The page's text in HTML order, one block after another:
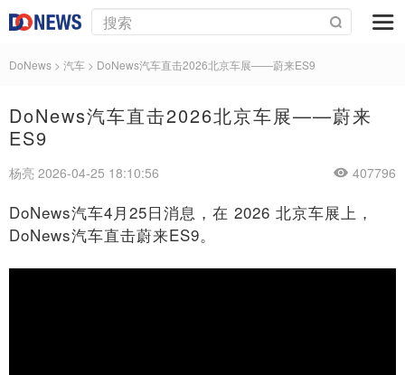
DoNews > 汽车 > DoNews汽车直击2026北京车展——蔚来ES9
DoNews汽车直击2026北京车展——蔚来
ES9
杨亮 2026-04-25 18:10:56 407796
DoNews汽车4月25日消息，在 2026 北京车展上，
DoNews汽车直击蔚来ES9。